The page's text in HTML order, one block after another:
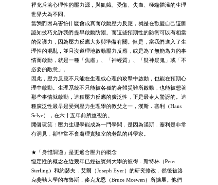
裡充斥著心理性的壓力源，與飢餓、受傷、失血、極端體溫的生理
世界大為不同。
當我們因為害怕什麼會成真而啟動壓力反應，就是在歡慶自己這個
認知技巧允許我們提早啟動防禦。而這些預期性的防衛可以有相當
的保護力，因為壓力反應大多與準備有關。但是，當我們進入了生
理性的混亂，並且沒道理地啟動壓力反應，或是為了無能為力的事
情而啟動，就是一種「焦慮」、「神經質」、「疑神疑鬼」或「不
必要的敵意」。
因此，壓力反應不只能在生理或心理的攻擊中啟動，也能在預期心
理中啟動。生理系統不只能被各種的身體災難所啟動，也能被想著
那些事情就啟動，這種壓力反應的廣泛性，正是最令人驚訝的。這
種廣泛性最早是受到壓力生理學的教父之一，漢斯．塞利（Hans
Selye），在六十五年前所重視的。
開個玩笑：壓力生理學能成為一門學問，是因為漢斯．塞利是非常
有洞見，卻非常不會處理實驗室的老鼠的科學家。
★「身體調適」是更適合壓力的概念
恆定性的概念在近幾年已經被賓州大學的彼得．斯特林（Peter
Sterling）和約瑟夫．艾爾（Joseph Eyer）的研究修改，然後被洛
克斐勒大學的布魯斯．麥克尤恩（Bruce Mcewen）所擴展。他們